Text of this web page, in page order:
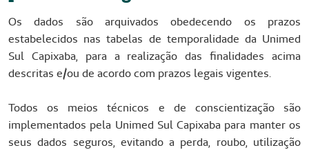
Os dados são arquivados obedecendo os prazos
estabelecidos nas tabelas de temporalidade da Unimed
Sul Capixaba, para a realização das finalidades acima
descritas e/ou de acordo com prazos legais vigentes.
Todos os meios técnicos e de conscientização são
implementados pela Unimed Sul Capixaba para manter os
seus dados seguros, evitando a perda, roubo, utilização